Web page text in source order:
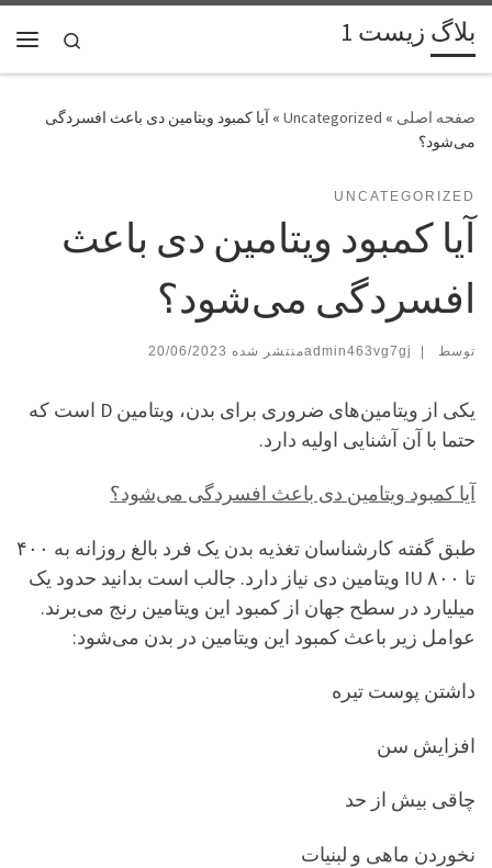
پرش به محتوا بلاگ زیست 1
Search
»
Uncategorized
» آیا کمبود ویتامین دی باعث افسردگی
می‌شود؟
UNCATEGORIZED
آیا کمبود ویتامین دی باعث
افسردگی می‌شود؟
توسط admin463vg7gj |
20/06/2023
یکی از ویتامین‌های ضروری برای بدن، ویتامین D است که
حتما با آن آشنایی اولیه دارد.
آیا کمبود ویتامین دی باعث افسردگی می‌شود؟
طبق گفته کارشناسان تغذیه بدن یک فرد بالغ روزانه به ۴۰۰
تا ۸۰۰ IU ویتامین دی نیاز دارد. جالب است بدانید حدود یک
میلیارد در سطح جهان از کمبود این ویتامین رنج می‌برند.
عوامل زیر باعث کمبود این ویتامین در بدن می‌شود:
داشتن پوست تیره
افزایش سن
چاقی بیش از حد
نخوردن ماهی و لبنیات